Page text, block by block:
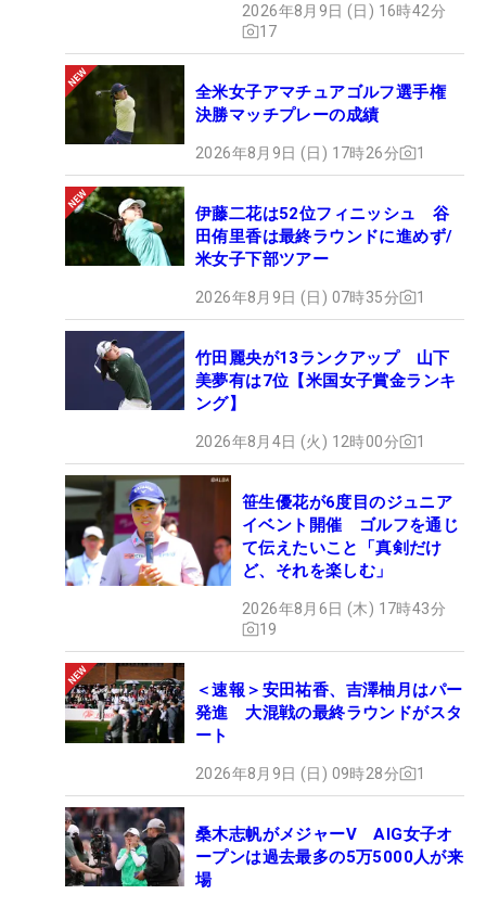
2026年8月9日 (日) 16時42分
17
全米女子アマチュアゴルフ選手権
決勝マッチプレーの成績
2026年8月9日 (日) 17時26分 1
伊藤二花は52位フィニッシュ 谷
田侑里香は最終ラウンドに進めず/
米女子下部ツアー
2026年8月9日 (日) 07時35分 1
竹田麗央が13ランクアップ 山下
美夢有は7位【米国女子賞金ランキ
ング】
2026年8月4日 (火) 12時00分 1
笹生優花が6度目のジュニア
イベント開催 ゴルフを通じ
て伝えたいこと「真剣だけ
ど、それを楽しむ」
2026年8月6日 (木) 17時43分
19
＜速報＞安田祐香、吉澤柚月はパー
発進 大混戦の最終ラウンドがスタ
ート
2026年8月9日 (日) 09時28分 1
桑木志帆がメジャーV AIG女子オ
ープンは過去最多の5万5000人が来
場